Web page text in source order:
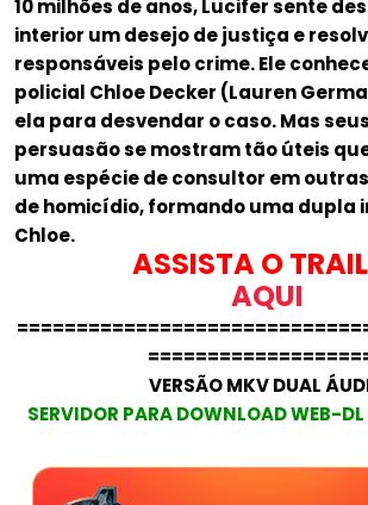
10 milhões de anos, Lucifer sente
interior um desejo de justiça e
responsáveis pelo crime. Ele
policial Chloe Decker (Lauren
ela para desvendar o caso. Mas
persuasão se mostram tão úteis
uma espécie de consultor em
de homicídio, formando uma dupla
Chloe.
ASSISTA O
AQUI
VERSÃO MKV DUAL
SERVIDOR PARA DOWNLOAD WEB-